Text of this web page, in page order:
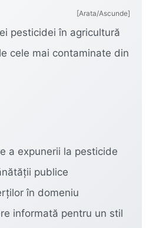
[Arata/Ascunde]
pesticidei în agricultură
cele mai contaminate din
a expunerii la pesticide
publice
în domeniu
informată pentru un stil